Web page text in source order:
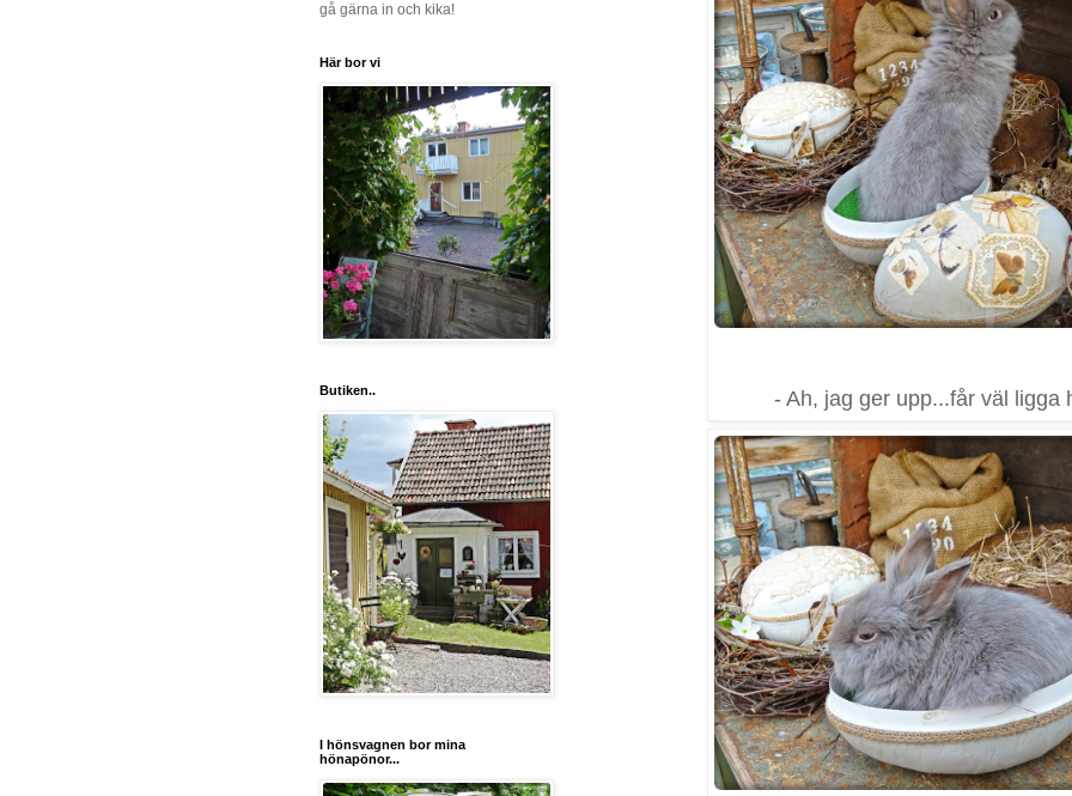
- Ah, jag ger upp...får väl ligga
gå gärna in och kika!
Här bor vi
Butiken..
I hönsvagnen bor mina
hönapönor...